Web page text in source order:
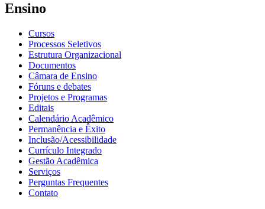
Ensino
Cursos
Processos Seletivos
Estrutura Organizacional
Documentos
Câmara de Ensino
Fóruns e debates
Projetos e Programas
Editais
Calendário Acadêmico
Permanência e Êxito
Inclusão/Acessibilidade
Currículo Integrado
Gestão Acadêmica
Serviços
Perguntas Frequentes
Contato